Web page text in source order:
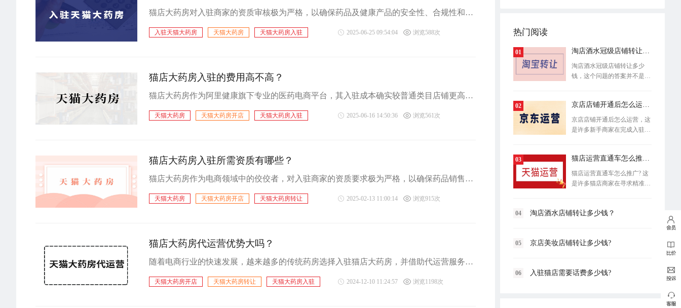
猫店大药房对入驻商家的资质审核极为严格，以确保药品及健康产品的安全性、合规性和服务质量。无论是药品生产企业、连锁药店，还是医疗器械品牌，想要成功入驻，都必须满足一系列的条件。
入驻天猫大药房 天猫大药房
天猫大药房入驻
2025-06-25 09:54:04 浏览588次
猫店大药房入驻的费用高不高？
猫店大药房作为阿里健康旗下专业的医药电商平台，其入驻成本确实较普通类目店铺更高。这种较高的费用门槛主要体现在资质审核、平台服务费以及运营合规等多个维度，反映出医药电商行业的特殊性和平台对商家资质的严格要求。
天猫大药房 天猫大药房开店
天猫大药房入驻
2025-06-16 14:50:36 浏览561次
猫店大药房入驻所需资质有哪些？
猫店大药房作为电商领域中的佼佼者，对入驻商家的资质要求极为严格，以确保药品销售的合法性和安全性。那么，想要入驻猫店大药房，商家需要具备哪些资质呢?
天猫大药房 天猫大药房开店
天猫大药房转让
2025-02-13 11:00:14 浏览915次
猫店大药房代运营优势大吗？
随着电商行业的快速发展，越来越多的传统药房选择入驻猫店大药房，并借助代运营服务提升线上运营效率。那么，猫店大药房代运营的优势究竟有多大呢?
天猫大药房开店 天猫大药房转让
天猫大药房入驻
2024-12-10 11:24:57 浏览1198次
热门阅读
01 淘店酒水冠级店铺转让多少钱？
淘店酒水冠级店铺转让多少
钱，这个问题的答案并不是一
02 京店店铺开通后怎么运营？
京店店铺开通后怎么运营，这
是许多新手商家在完成入驻手
03 猫店运营直通车怎么推广?
猫店运营直通车怎么推广? 这
是许多猫店商家在寻求精准流
04 淘店酒水店铺转让多少钱？
05 京店美妆店铺转让多少钱?
06 入驻猫店需要话费多少钱?